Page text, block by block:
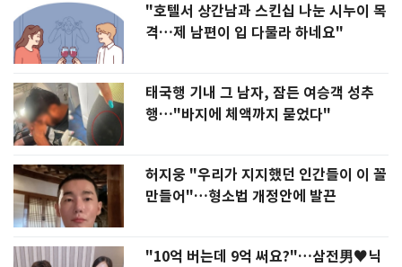
"호텔서 상간남과 스킨십 나눈 시누이 목
격…제 남편이 입 다물라 하네요"
태국행 기내 그 남자, 잠든 여승객 성추
행…"바지에 체액까지 묻었다"
허지웅 "우리가 지지했던 인간들이 이 꼴
만들어"…형소법 개정안에 발끈
"10억 버는데 9억 써요?"…삼전男♥닉